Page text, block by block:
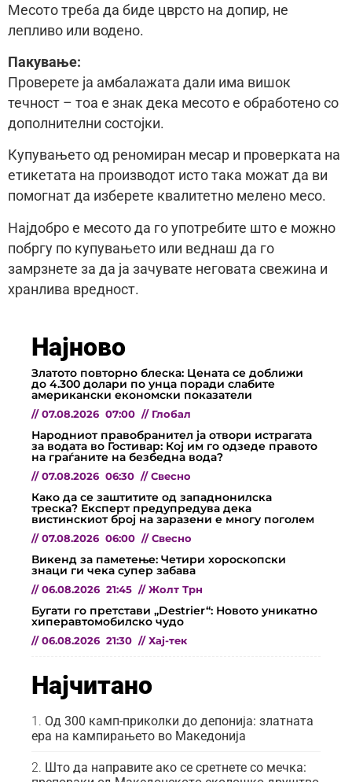
Месото треба да биде цврсто на допир, не
лепливо или водено.
Пакување:
Проверете ја амбалажата дали има вишок
течност – тоа е знак дека месото е обработено со
дополнителни состојки.
Купувањето од реномиран месар и проверката на
етикетата на производот исто така можат да ви
помогнат да изберете квалитетно мелено месо.
Најдобро е месото да го употребите што е можно
побргу по купувањето или веднаш да го
замрзнете за да ја зачувате неговата свежина и
хранлива вредност.
Најново
Златото повторно блеска: Цената се доближи
до 4.300 долари по унца поради слабите
американски економски показатели
// 07.08.2026 07:00 // Глобал
Народниот правобранител ја отвори истрагата
за водата во Гостивар: Кој им го одзеде правото
на граѓаните на безбедна вода?
// 07.08.2026 06:30 // Свесно
Како да се заштитите од западнонилска
треска? Експерт предупредува дека
вистинскиот број на заразени е многу поголем
// 07.08.2026 06:00 // Свесно
Викенд за паметење: Четири хороскопски
знаци ги чека супер забава
// 06.08.2026 21:45 // Жолт Трн
Бугати го претстави „Destrier“: Новото уникатно
хиперавтомобилско чудо
// 06.08.2026 21:30 // Хај-тек
Најчитано
Од 300 камп-приколки до депонија: златната
ера на кампирањето во Македонија
Што да направите ако се сретнете со мечка: